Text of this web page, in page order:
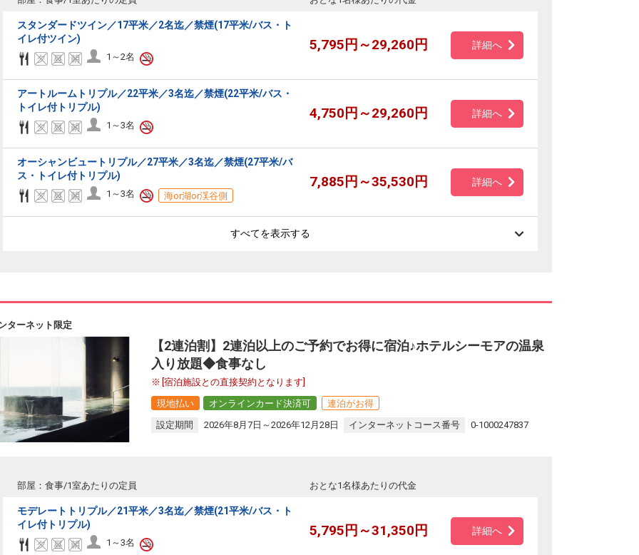
スタンダードツイン／17平米／2名迄／禁煙(17平米/バス・ト
イレ付ツイン)
1～2名
5,795円～29,260円 詳細へ
アートルームトリプル／22平米／3名迄／禁煙(22平米/バス・
トイレ付トリプル)
1～3名
4,750円～29,260円 詳細へ
オーシャンビュートリプル／27平米／3名迄／禁煙(27平米/バ
ス・トイレ付トリプル)
1～3名 海or湖or渓谷側
7,885円～35,530円 詳細へ
すべてを表示する
ターネット限定
【2連泊割】2連泊以上のご予約でお得に宿泊♪ホテルシーモアの温泉
入り放題◆食事なし
[宿泊施設との直接契約となります]
現地払い
オンラインカード決済可
連泊がお得
設定期間
2026年8月7日～2026年12月28日 インターネットコース番号 0-1000247837
部屋：食事/1室あたりの定員 おとな1名様あたりの代金
モデレートトリプル／21平米／3名迄／禁煙(21平米/バス・ト
イレ付トリプル)
1～3名
5,795円～31,350円 詳細へ